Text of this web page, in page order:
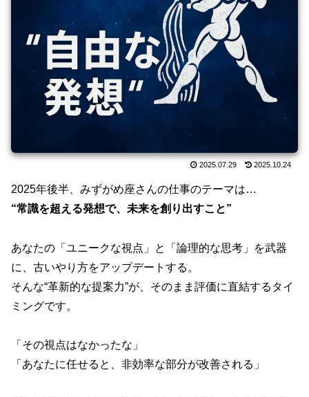
2025.07.29 2025.10.24
2025年後半、みずがめ座さんの仕事のテーマは…
“常識を超える発想で、未来を創り出すこと”
あなたの「ユニークな視点」と「論理的な思考」を武器
に、古いやり方をアップデートする。
そんな“革新的な提案力”が、そのまま評価に直結するタイ
ミングです。
「その視点はなかったな」
「あなたに任せると、非効率な部分が改善される」